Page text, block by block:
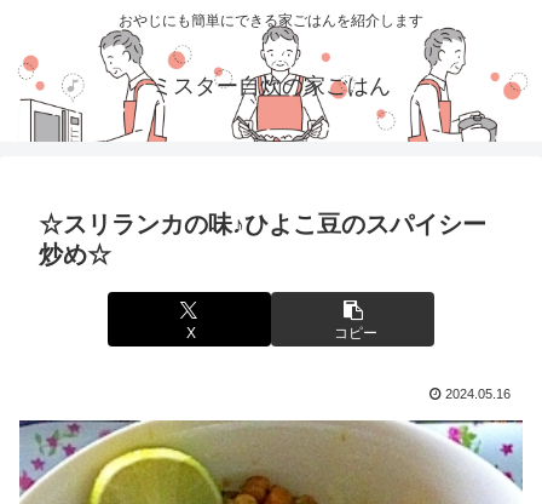
おやじにも簡単にできる家ごはんを紹介します
ミスター自炊の家ごはん
☆スリランカの味♪ひよこ豆のスパイシー
炒め☆
X コピー
2024.05.16